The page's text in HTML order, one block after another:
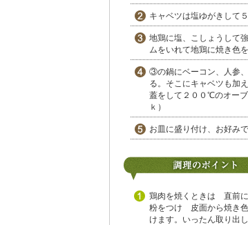
キャベツは塩ゆがきして
地鶏に塩、こしょうして
ムをいれて地鶏に焼き色
③の鍋にベーコン、人参
る。そこにキャベツも
蓋をして２００℃のオー
ｋ）
お皿に盛り付け、お好み
鶏肉を焼くときは 直前
粉をつけ 皮面から焼き
けます。いったん取り出